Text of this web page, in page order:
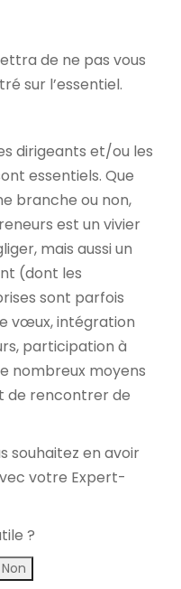
de ne pas vous
sur l’essentiel.
dirigeants et/ou les
essentiels. Que
branche ou non,
est un vivier
mais aussi un
(dont les
sont parfois
vœux, intégration
participation à
nombreux moyens
de rencontrer de
souhaitez en avoir
votre Expert-
?
Non